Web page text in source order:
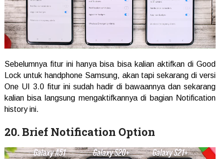
Sebelumnya fitur ini hanya bisa bisa kalian aktifkan di Good
Lock untuk handphone Samsung, akan tapi sekarang di versi
One UI 3.0 fitur ini sudah hadir di bawaannya dan sekarang
kalian bisa langsung mengaktifkannya di bagian Notification
history ini.
20. Brief Notification Option